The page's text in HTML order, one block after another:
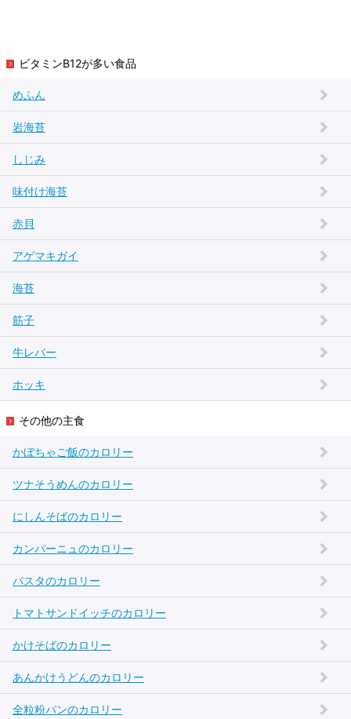
ビタミンB12が多い食品
めふん
岩海苔
しじみ
味付け海苔
赤貝
アゲマキガイ
海苔
筋子
牛レバー
ホッキ
その他の主食
かぼちゃご飯のカロリー
ツナそうめんのカロリー
にしんそばのカロリー
カンパーニュのカロリー
パスタのカロリー
トマトサンドイッチのカロリー
かけそばのカロリー
あんかけうどんのカロリー
全粒粉パンのカロリー